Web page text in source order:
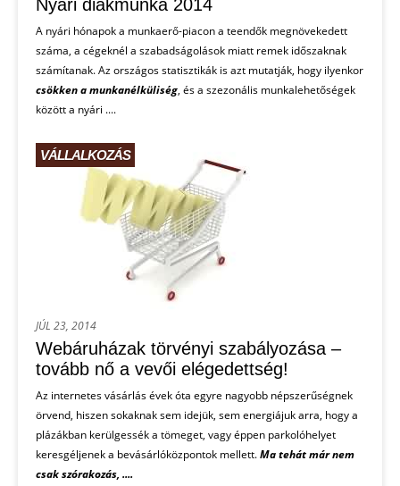
Nyári diákmunka 2014
A nyári hónapok a munkaerő-piacon a teendők megnövekedett
száma, a cégeknél a szabadságolások miatt remek időszaknak
számítanak. Az országos statisztikák is azt mutatják, hogy ilyenkor
csökken a munkanélküliség, és a szezonális munkalehetőségek
között a nyári ....
VÁLLALKOZÁS
JÚL 23, 2014
Webáruházak törvényi szabályozása –
tovább nő a vevői elégedettség!
Az internetes vásárlás évek óta egyre nagyobb népszerűségnek
örvend, hiszen sokaknak sem idejük, sem energiájuk arra, hogy a
plázákban kerülgessék a tömeget, vagy éppen parkolóhelyet
keresgéljenek a bevásárlóközpontok mellett.Ma tehát már nem
csak szórakozás, ....